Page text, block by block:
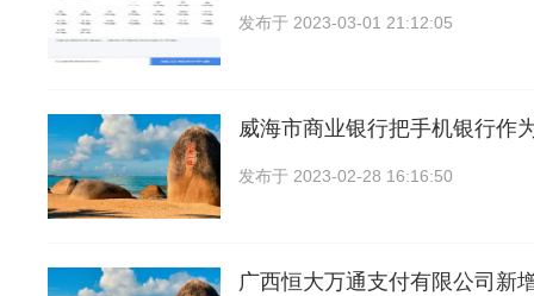
发布于 2023-03-01 21:12:05
威海市商业银行把手机银行作
发布于 2023-02-28 16:16:50
广西恒大万通支付有限公司新